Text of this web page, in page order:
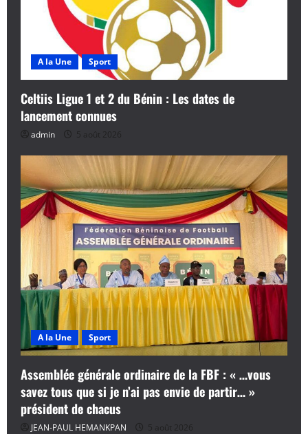
a
r
t
i
c
l
e
A la Une Sport
Celtiis Ligue 1 et 2 du Bénin : Les dates de
lancement connues
admin 5 août 2026
A la Une Sport
Assemblée générale ordinaire de la FBF : « …vous
savez tous que si je n’ai pas envie de partir… »
président de chacus
JEAN-PAUL HEMANKPAN 5 août 2026